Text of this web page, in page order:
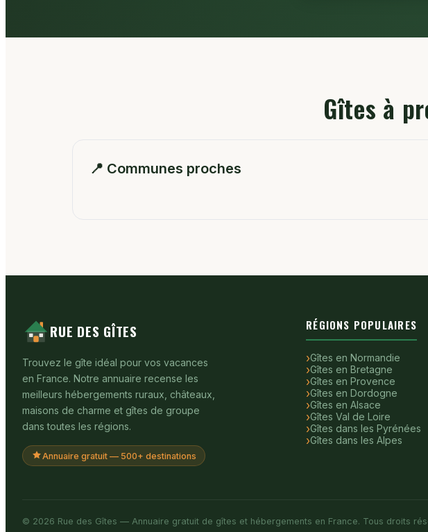
Gîtes à
📍 Communes proches
RUE DES GÎTES
Trouvez le gîte idéal pour vos vacances
en France. Notre annuaire recense les
meilleurs hébergements ruraux, châteaux,
maisons de charme et gîtes de groupe
dans toutes les régions.
Annuaire gratuit — 500+ destinations
RÉGIONS POPULAIRES
Gîtes en Normandie
Gîtes en Bretagne
Gîtes en Provence
Gîtes en Dordogne
Gîtes en Alsace
Gîtes Val de Loire
Gîtes dans les Pyrénées
Gîtes dans les Alpes
© 2026 Rue des Gîtes — Annuaire gratuit de gîtes et hébergements en France. Tous droits